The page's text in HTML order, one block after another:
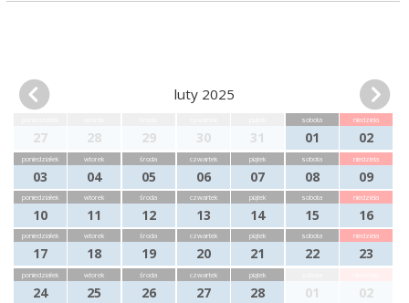
luty 2025
27 28 29 30 31
sobota
01
niedziela
02
poniedziałek
03
wtorek
04
środa
05
czwartek
06
piątek
07
sobota
08
niedziela
09
poniedziałek
10
wtorek
11
środa
12
czwartek
13
piątek
14
sobota
15
niedziela
16
poniedziałek
17
wtorek
18
środa
19
czwartek
20
piątek
21
sobota
22
niedziela
23
poniedziałek
24
wtorek
25
środa
26
czwartek
27
piątek
28 01 02